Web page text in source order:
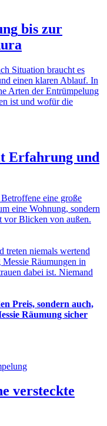
bis zur
Situation braucht es
einen klaren Ablauf. In
Arten der Entrümpelung
ist und wofür die
Erfahrung und
eine große
eine Wohnung, sondern
vor Blicken von außen.
treten niemals wertend
Räumungen in
dabei ist. Niemand
Preis, sondern auch,
Räumung sicher
versteckte